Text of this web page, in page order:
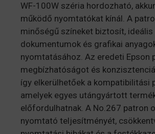
WF-100W széria hordozható,
működő nyomtatókat kínál. A
minőségű színeket biztosít, ideális
dokumentumok és grafikai
nyomtatásához. Az eredeti Epson
megbízhatóságot és
így elkerülhetőek a kompatibilitási
amelyek egyes utángyártott
előfordulhatnak. A No.267 patron
nyomtató teljesítményét,